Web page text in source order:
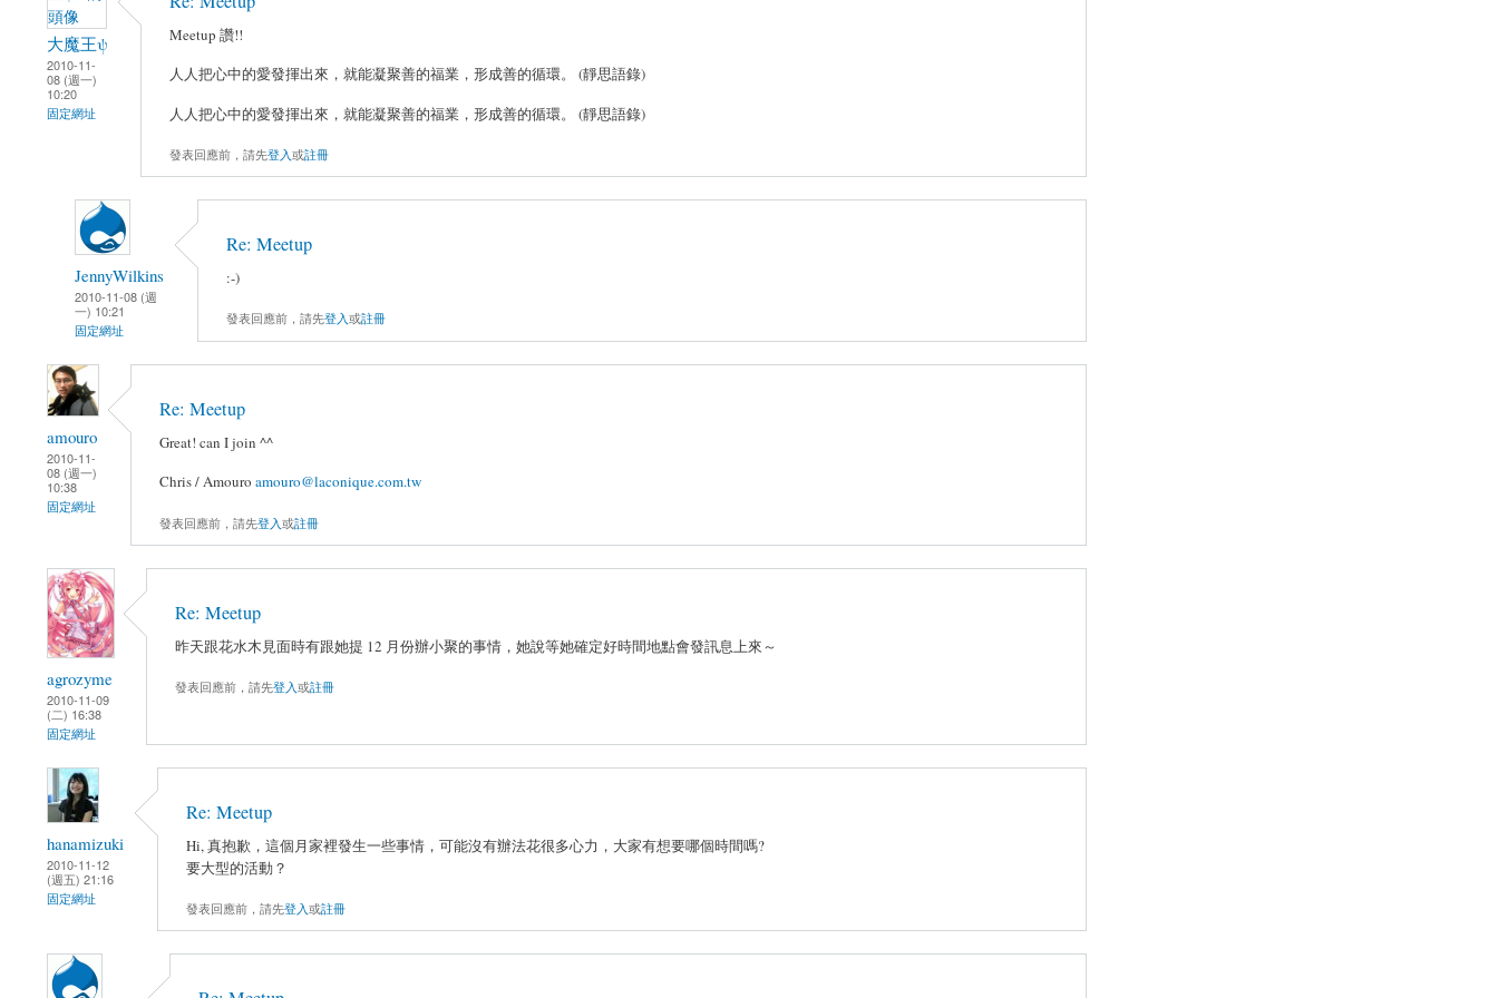
大魔王ψ
2010-11-
08 (週一)
10:20
固定網址
Meetup 讚!!
人人把心中的愛發揮出來，就能凝聚善的福業，形成善的循環。 (靜思語錄)
人人把心中的愛發揮出來，就能凝聚善的福業，形成善的循環。 (靜思語錄)
發表回應前，請先登入或註冊
JennyWilkins
2010-11-08 (週
一) 10:21
固定網址
Re: Meetup
:-)
發表回應前，請先登入或註冊
amouro
2010-11-
08 (週一)
10:38
固定網址
Re: Meetup
Great! can I join ^^
Chris / Amouro amouro@laconique.com.tw
發表回應前，請先登入或註冊
agrozyme
2010-11-09
(二) 16:38
固定網址
Re: Meetup
昨天跟花水木見面時有跟她提 12 月份辦小聚的事情，她說等她確定好時間地點會發訊息上來～
發表回應前，請先登入或註冊
hanamizuki
2010-11-12
(週五) 21:16
固定網址
Re: Meetup
Hi, 真抱歉，這個月家裡發生一些事情，可能沒有辦法花很多心力，大家有想要哪個時間嗎?
要大型的活動？
發表回應前，請先登入或註冊